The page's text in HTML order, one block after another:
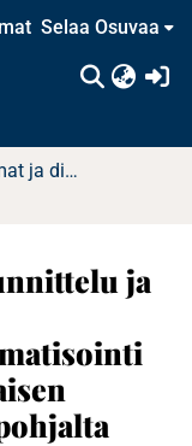
Selaa Osuvaa
Pro gradu -tutkielmat ja diplomityöt
ja